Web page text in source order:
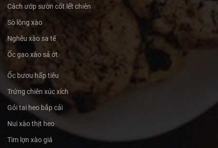
Cách ướp sườn cốt lết chiên
Sò lông xào
Nghêu xào sa tế
Ốc gạo xào sả ớt
Ốc bươu hấp tiêu
Trứng chiên xúc xích
Gỏi tai heo bắp cải
Nui xào thịt heo
Tim lợn xào giá